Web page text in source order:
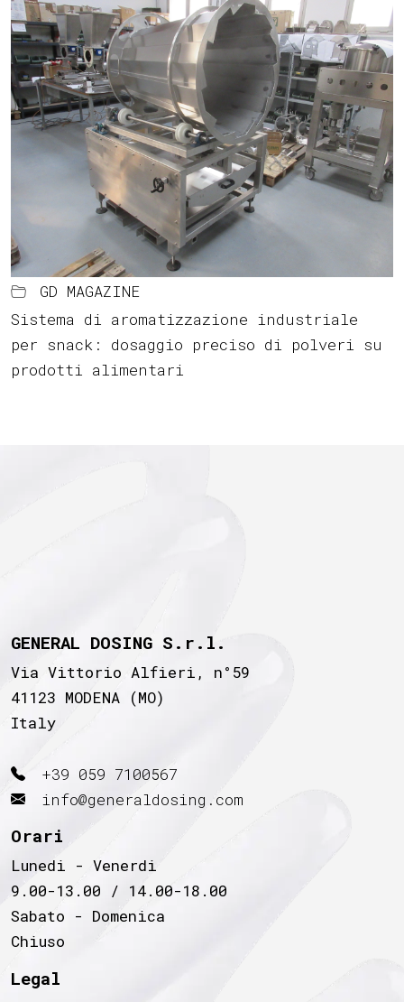
GD MAGAZINE
Sistema di aromatizzazione industriale
per snack: dosaggio preciso di polveri su
prodotti alimentari
GENERAL DOSING S.r.l.
Via Vittorio Alfieri, n°59
41123 MODENA (MO)
Italy
+39 059 7100567
info@generaldosing.com
Orari
Lunedi - Venerdi
9.00-13.00 / 14.00-18.00
Sabato - Domenica
Chiuso
Legal